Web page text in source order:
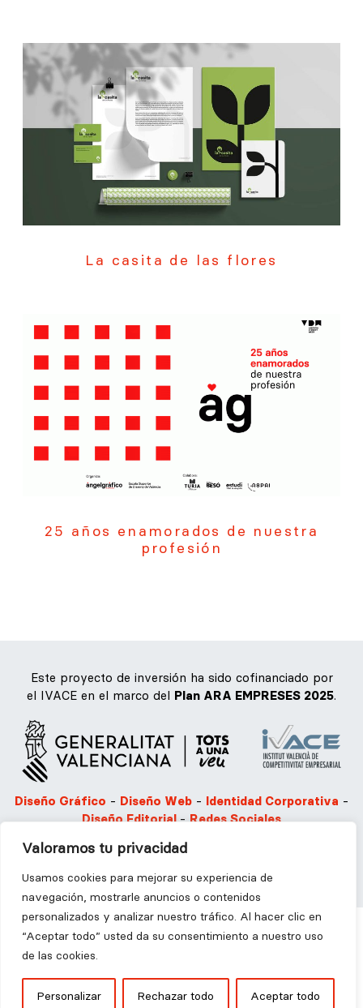
Valoramos tu privacidad
Usamos cookies para mejorar su experiencia de
navegación, mostrarle anuncios o contenidos
personalizados y analizar nuestro tráfico. Al hacer clic en
“Aceptar todo” usted da su consentimiento a nuestro uso
de las cookies.
Personalizar Rechazar todo Aceptar todo
La casita de las flores
25 años enamorados de nuestra
profesión
Este proyecto de inversión ha sido cofinanciado por
el IVACE en el marco del Plan ARA EMPRESES 2025.
Diseño Gráfico - Diseño Web - Identidad Corporativa -
Diseño Editorial - Redes Sociales
Aviso legal Política de privacidad Política de Cookies
2025 © Ángel Martínez Disseny i Comunicació S.L | Todos